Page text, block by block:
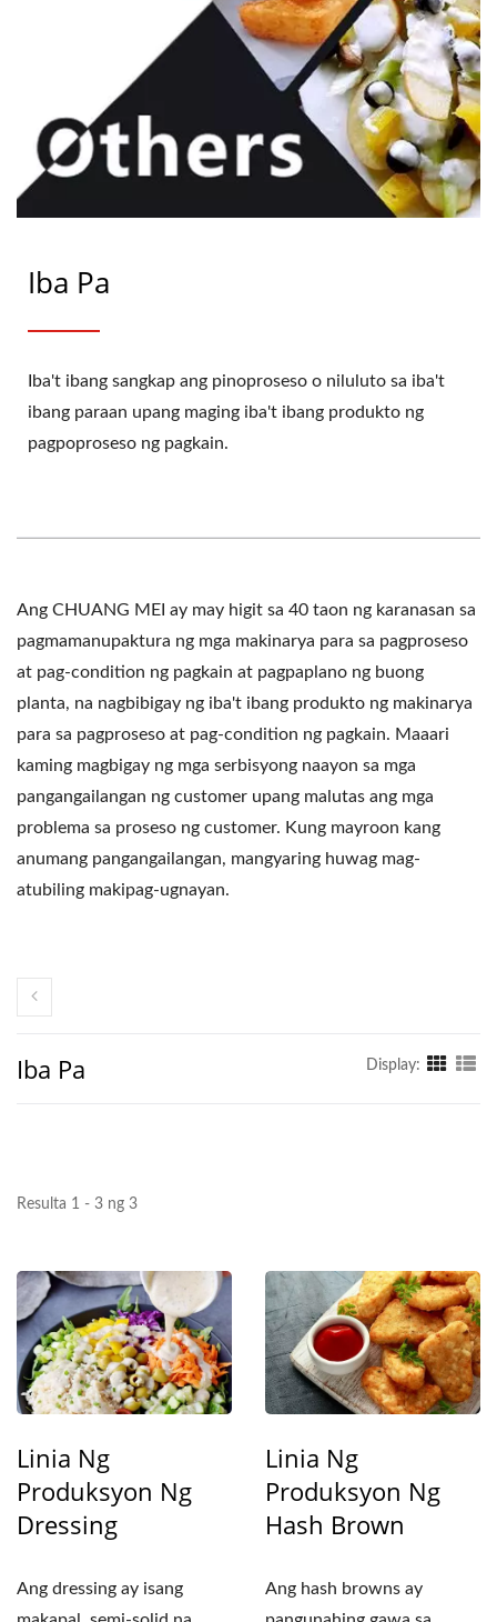
Iba Pa
Iba't ibang sangkap ang pinoproseso o niluluto sa iba't
ibang paraan upang maging iba't ibang produkto ng
pagpoproseso ng pagkain.
Ang CHUANG MEI ay may higit sa 40 taon ng karanasan sa
pagmamanupaktura ng mga makinarya para sa pagproseso
at pag-condition ng pagkain at pagpaplano ng buong
planta, na nagbibigay ng iba't ibang produkto ng makinarya
para sa pagproseso at pag-condition ng pagkain. Maaari
kaming magbigay ng mga serbisyong naayon sa mga
pangangailangan ng customer upang malutas ang mga
problema sa proseso ng customer. Kung mayroon kang
anumang pangangailangan, mangyaring huwag mag-
atubiling makipag-ugnayan.
Iba Pa Display:
Resulta 1 - 3 ng 3
Linia Ng
Produksyon Ng
Dressing
Ang dressing ay isang
Linia Ng
Produksyon Ng
Hash Brown
Ang hash browns ay